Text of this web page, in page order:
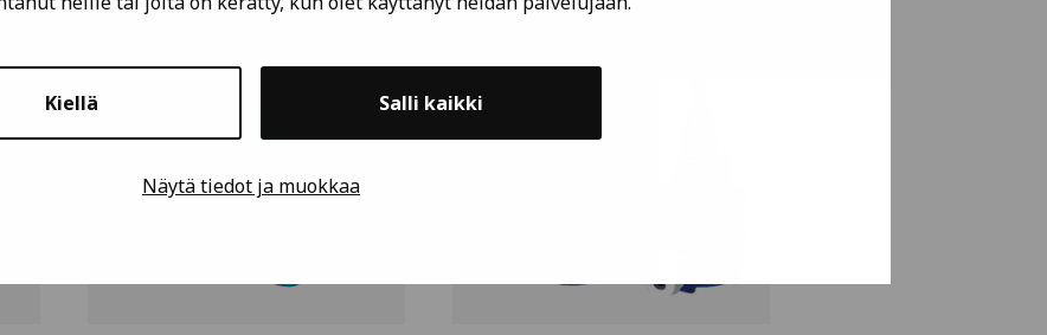
Kiellä Salli kaikki
Näytä tiedot ja muokkaa